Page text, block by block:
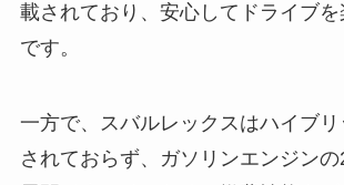
載されており、安心してドライブ
です。
一方で、スバルレックスはハイブ
されておらず、ガソリンエンジン